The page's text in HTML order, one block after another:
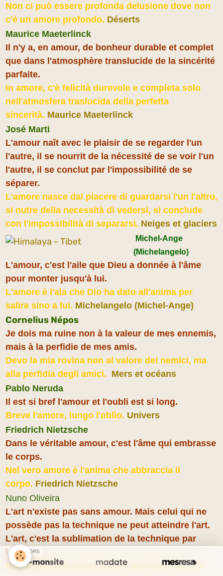
Non ci può essere profonda delusione dove non
c'è un amore profondo. Déserts
Maurice Maeterlinck
Il n'y a, en amour, de bonheur durable et complet
que dans l'atmosphère translucide de la sincérité
parfaite.
In amore, c'è felicità durevole e completa solo
nell'atmosfera traslucida della perfetta
sincerità. Maurice Maeterlinck
José Marti
L'amour naît avec le plaisir de se regarder l'un
l'autre, il se nourrit de la nécessité de se voir l'un
l'autre, il se conclut par l'impossibilité de se
séparer.
L'amore nasce dal piacere di guardarsi l'un l'altro,
si nutre della necessità di vedersi, si conclude
con l'impossibilità di separarsi. Neiges et glaciers
Michel-Ange
(Michelangelo)
L'amour, c'est l'aile que Dieu a donnée à l'âme
pour monter jusqu'à lui.
L'amore è l'ala che Dio ha dato all'anima per
salire sino a lui. Michelangelo (Michel-Ange)
Cornelius Népos
Je dois ma ruine non à la valeur de mes ennemis,
mais à la perfidie de mes amis.
Devo la mia rovina non al valore dei nemici, ma
alla perfidia degli amici. Mers et océans
Pablo Neruda
Il est si bref l'amour et l'oubli est si long.
Breve l'amore, lungo l'oblìo. Univers
Friedrich Nietzsche
Dans le véritable amour, c'est l'âme qui embrasse
le corps.
Nel vero amore è l'anima che abbraccia il
corpo. Friedrich Nietzsche
Nuno Oliveira
L'art n'existe pas sans amour. Mais celui qui ne
possède pas la technique ne peut atteindre l'art.
L'art, c'est la sublimation de la technique par
l'amour.
Non esiste arte senza amore. Ma colui che non
SPONSORS